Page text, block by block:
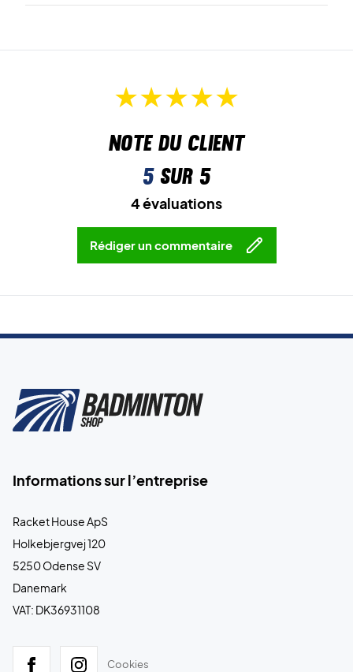
Note du client
5sur 5
4 évaluations
Rédiger un commentaire
Informations sur l’entreprise
Racket House ApS
Holkebjergvej 120
5250 Odense SV
Danemark
VAT: DK36931108
Cookies